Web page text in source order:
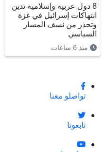
8 دول عربية وإسلامية تدين
انتهاكات إسرائيل في غزة
وتحذر من نسف المسار
السياسي
منذ 6 ساعات
تواصلو معنا
تابعونا